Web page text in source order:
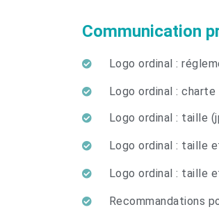
Communication
Logo ordinal :
Logo ordinal : charte
Logo ordinal : taille
Logo ordinal : taille
Logo ordinal : taille
Recommandations